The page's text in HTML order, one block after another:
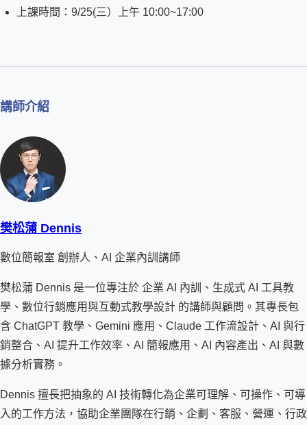
上課時間：9/25(三）上午 10:00~17:00
講師介紹
樊松蒲 Dennis
數位簡報室 創辦人、AI 企業內訓講師
樊松蒲 Dennis 是一位專注於 企業 AI 內訓、生成式 AI 工具教
學、數位行銷應用與互動式教學設計 的講師與顧問。其專長包
含 ChatGPT 教學、Gemini 應用、Claude 工作流設計、AI 與行
銷整合、AI 提升工作效率、AI 簡報應用、AI 內容產出、AI 與數
據分析實務。
Dennis 擅長把抽象的 AI 技術轉化為企業可理解、可操作、可導
入的工作方法，協助企業團隊在行銷、企劃、客服、營運、行政